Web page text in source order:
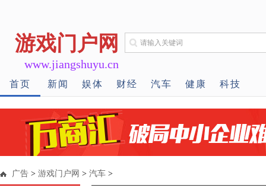
游戏门户网
www.jiangshuyu.cn
首页 新闻 娱体 财经 汽车 健康 科技
广告 > 游戏门户网 > 汽车 >